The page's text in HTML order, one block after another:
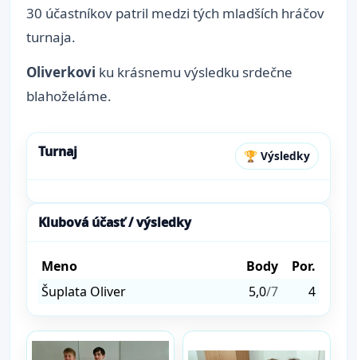
30 účastníkov patril medzi tých mladších hráčov
turnaja.
Oliverkovi ku krásnemu výsledku srdečne
blahoželáme.
Turnaj 🏆 Výsledky
Klubová účasť / výsledky
Meno Body
Por.
Šuplata Oliver
5,0/7 4